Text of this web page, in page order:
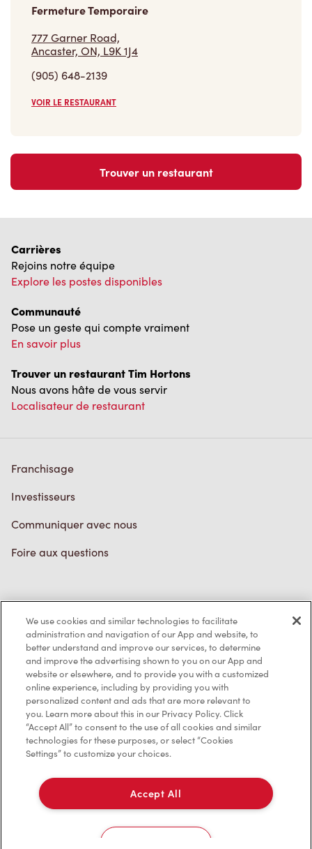
Fermeture Temporaire
777 Garner Road,
Ancaster, ON, L9K 1J4
(905) 648-2139
VOIR LE RESTAURANT
Trouver un restaurant
Carrières
Rejoins notre équipe
Explore les postes disponibles
Communauté
Pose un geste qui compte vraiment
En savoir plus
Trouver un restaurant Tim Hortons
Nous avons hâte de vous servir
Localisateur de restaurant
Franchisage
Investisseurs
Communiquer avec nous
Foire aux questions
Politique de confidentialité
Conditions de service
Marques de commerce
Accessibilité
Diagnostic
Contactez-nous
We use cookies and similar technologies to facilitate
administration and navigation of our App and website, to
better understand and improve our services, to determine
and improve the advertising shown to you on our App and
website or elsewhere, and to provide you with a customized
online experience, including by providing you with
personalized content and ads that are more relevant to
you. Learn more about this in our Privacy Policy. Click
“Accept All” to consent to the use of all cookies and similar
technologies for these purposes, or select “Cookies
Settings” to customize your choices.
Accept All